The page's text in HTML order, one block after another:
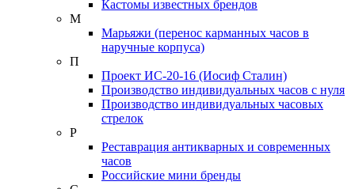
Кастомы известных брендов
М
Марьяжи (перенос карманных часов в
наручные корпуса)
П
Проект ИС-20-16 (Иосиф Сталин)
Производство индивидуальных часов с нуля
Производство индивидуальных часовых
стрелок
Р
Реставрация антикварных и современных
часов
Российские мини бренды